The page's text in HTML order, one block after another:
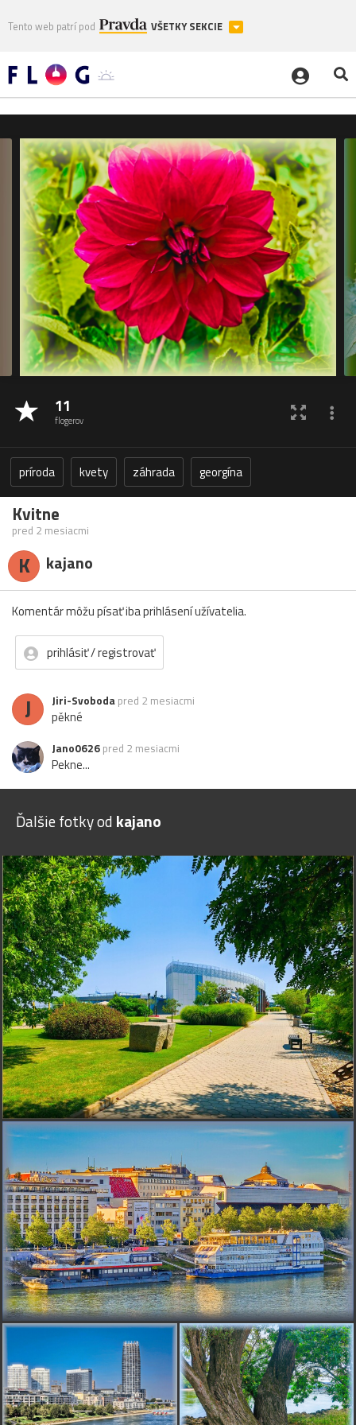
Tento web patrí pod VŠETKY SEKCIE
11
flogerov
príroda kvety záhrada georgína
Kvitne
pred 2 mesiacmi
K kajano
Komentár môžu písať iba prihlásení užívatelia.
prihlásiť / registrovať
J Jiri-Svoboda pred 2 mesiacmi
pěkné
Jano0626 pred 2 mesiacmi
Pekne...
Ďalšie fotky od kajano